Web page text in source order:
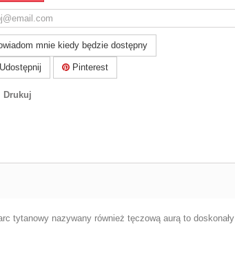
mnie kiedy będzie dostępny
Pinterest
Drukuj
tytanowy nazywany również tęczową aurą to